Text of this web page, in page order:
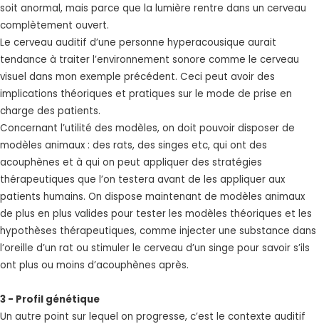
soit anormal, mais parce que la lumière rentre dans un cerveau
complètement ouvert.
Le cerveau auditif d’une personne hyperacousique aurait
tendance à traiter l’environnement sonore comme le cerveau
visuel dans mon exemple précédent. Ceci peut avoir des
implications théoriques et pratiques sur le mode de prise en
charge des patients.
Concernant l’utilité des modèles, on doit pouvoir disposer de
modèles animaux : des rats, des singes etc, qui ont des
acouphènes et à qui on peut appliquer des stratégies
thérapeutiques que l’on testera avant de les appliquer aux
patients humains. On dispose maintenant de modèles animaux
de plus en plus valides pour tester les modèles théoriques et les
hypothèses thérapeutiques, comme injecter une substance dans
l’oreille d’un rat ou stimuler le cerveau d’un singe pour savoir s’ils
ont plus ou moins d’acouphènes après.
3 - Profil génétique
Un autre point sur lequel on progresse, c’est le contexte auditif